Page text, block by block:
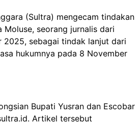
(Sultra) mengecam tindakan
Moluse, seorang jurnalis dari
2025, sebagai tindak lanjut dari
hukumnya pada 8 November
Bupati Yusran dan Escobar
Artikel tersebut